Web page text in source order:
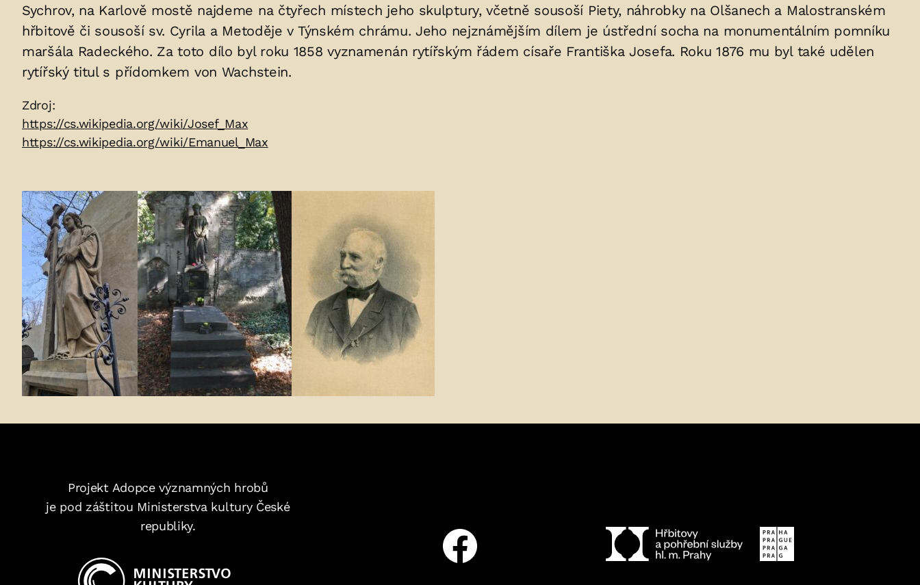
Sychrov, na Karlově mostě najdeme na čtyřech místech jeho skulptury, včetně sousoší Piety, náhrobky na Olšanech a Malostranském
hřbitově či sousoší sv. Cyrila a Metoděje v Týnském chrámu. Jeho nejznámějším dílem je ústřední socha na monumentálním pomníku
maršála Radeckého. Za toto dílo byl roku 1858 vyznamenán rytířským řádem císaře Františka Josefa. Roku 1876 mu byl také udělen
rytířský titul s přídomkem von Wachstein.
Zdroje:
Zdroj:
https://cs.wikipedia.org/wiki/Josef_Max
https://cs.wikipedia.org/wiki/Emanuel_Max
Fotogalerie:
Projekt Adopce významných hrobů
je pod záštitou Ministerstva kultury České
republiky.
Facebook